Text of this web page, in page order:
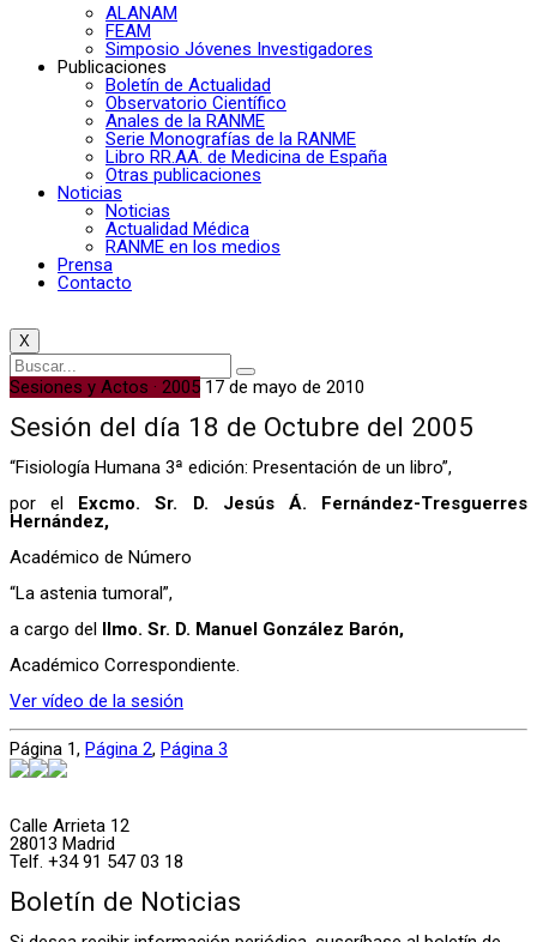
ALANAM
FEAM
Simposio Jóvenes Investigadores
Publicaciones
Boletín de Actualidad
Observatorio Científico
Anales de la RANME
Serie Monografías de la RANME
Libro RR.AA. de Medicina de España
Otras publicaciones
Noticias
Noticias
Actualidad Médica
RANME en los medios
Prensa
Contacto
X
Sesiones y Actos · 2005 17 de mayo de 2010
Sesión del día 18 de Octubre del 2005
“Fisiología Humana 3ª edición: Presentación de un libro”,
por el Excmo. Sr. D. Jesús Á. Fernández-Tresguerres
Hernández,
Académico de Número
“La astenia tumoral”,
a cargo del Ilmo. Sr. D. Manuel González Barón,
Académico Correspondiente.
Ver vídeo de la sesión
Página 1, Página 2, Página 3
Calle Arrieta 12
28013 Madrid
Telf. +34 91 547 03 18
Boletín de Noticias